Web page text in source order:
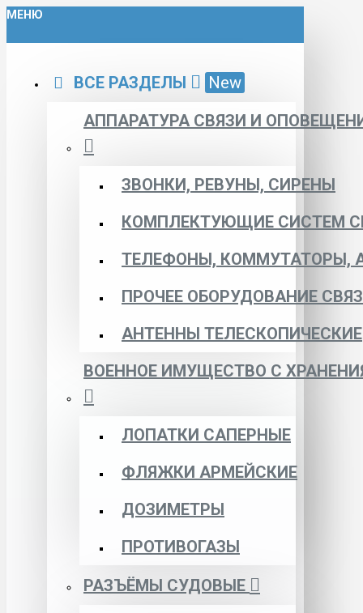
МЕНЮ
ВСЕ РАЗДЕЛЫ
New
АППАРАТУРА СВЯЗИ И
ЗВОНКИ, РЕВУНЫ, СИРЕНЫ
КОМПЛЕКТУЮЩИЕ СИСТЕМ
ТЕЛЕФОНЫ, КОММУТАТОРЫ,
ПРОЧЕЕ ОБОРУДОВАНИЕ
АНТЕННЫ ТЕЛЕСКОПИЧЕСКИЕ
ВОЕННОЕ ИМУЩЕСТВО С
ЛОПАТКИ САПЕРНЫЕ
ФЛЯЖКИ АРМЕЙСКИЕ
ДОЗИМЕТРЫ
ПРОТИВОГАЗЫ
РАЗЪЁМЫ СУДОВЫЕ